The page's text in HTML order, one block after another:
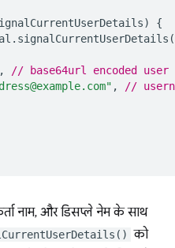
)
{
. signalCurrentUserDetails
,
// base64url encoded user
,
//
नाम, और डिसप्ले नेम के साथ
को